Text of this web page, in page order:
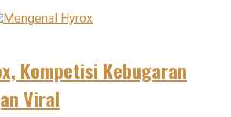
Kompetisi Kebugaran
Viral